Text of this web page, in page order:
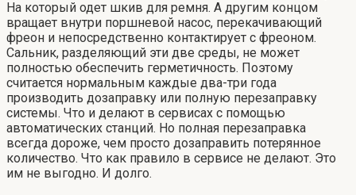
На который одет шкив для ремня. А другим концом
вращает внутри поршневой насос, перекачивающий
фреон и непосредственно контактирует с фреоном.
Сальник, разделяющий эти две среды, не может
полностью обеспечить герметичность. Поэтому
считается нормальным каждые два-три года
производить дозаправку или полную перезаправку
системы. Что и делают в сервисах с помощью
автоматических станций. Но полная перезаправка
всегда дороже, чем просто дозаправить потерянное
количество. Что как правило в сервисе не делают. Это
им не выгодно. И долго.